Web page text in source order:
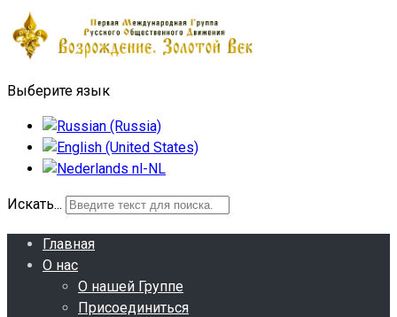
Выберите язык
Искать...
Главная
О нас
О нашей Группе
Присоединиться